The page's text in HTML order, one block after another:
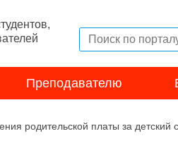
Преподавателю
родительской платы за детский